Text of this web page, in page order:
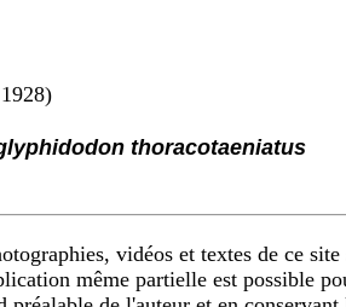
thoracotaeniatus
vidéos et textes de ce
même partielle est possible